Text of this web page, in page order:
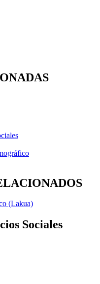
(Lakua)
Sociales